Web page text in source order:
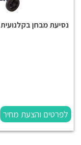
נסיעת מבחן בקלנועית
לפרטים והצעת מחיר